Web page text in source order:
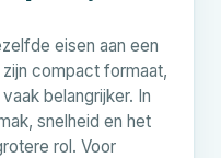
eisen aan een
compact formaat,
belangrijker. In
snelheid en het
rol. Voor